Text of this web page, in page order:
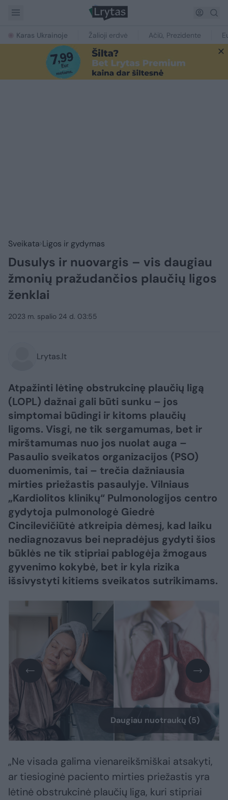
Karas Ukrainoje Žalioji erdvė Ačiū, Prezidente
Sveikata Ligos ir gydymas
Dusulys ir nuovargis – vis daugiau
žmonių pražudančios plaučių ligos
ženklai
2023 m. spalio 24 d. 03:55
Lrytas.lt
Atpažinti lėtinę obstrukcinę plaučių ligą
(LOPL) dažnai gali būti sunku – jos
simptomai būdingi ir kitoms plaučių
ligoms. Visgi, ne tik sergamumas, bet ir
mirštamumas nuo jos nuolat auga –
Pasaulio sveikatos organizacijos (PSO)
duomenimis, tai – trečia dažniausia
mirties priežastis pasaulyje. Vilniaus
„Kardiolitos klinikų“ Pulmonologijos centro
gydytoja pulmonologė Giedrė
Cincilevičiūtė atkreipia dėmesį, kad laiku
nediagnozavus bei nepradėjus gydyti šios
būklės ne tik stipriai pablogėja žmogaus
gyvenimo kokybė, bet ir kyla rizika
išsivystyti kitiems sveikatos sutrikimams.
Daugiau nuotraukų (5)
„Ne visada galima vienareikšmiškai atsakyti,
ar tiesioginė paciento mirties priežastis yra
lėtinė obstrukcinė plaučių liga, kuri stipriai